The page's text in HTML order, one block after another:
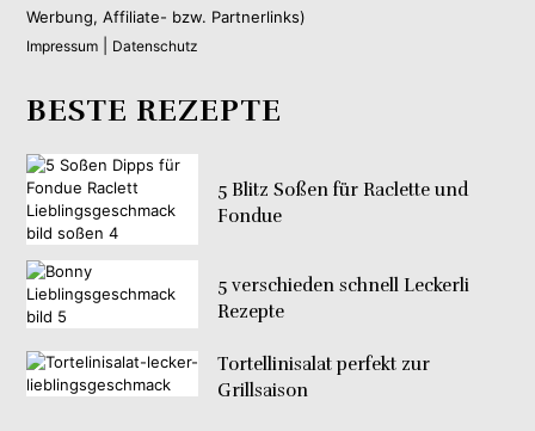
Werbung, Affiliate- bzw. Partnerlinks)
Impressum Datenschutz
BESTE REZEPTE
5 Blitz Soßen für Raclette und
Fondue
5 verschieden schnell Leckerli
Rezepte
Tortellinisalat perfekt zur
Grillsaison